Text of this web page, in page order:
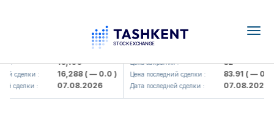
: 16,100
сделки : 16,288( — 0.0 )
сделки : 07.08.2026
KFSK (<Kafolat sug'urta
Цена закрытия : 82
Цена последний сделки : 83.91( — 0.0 )
Дата последней сделки : 07.08.2026